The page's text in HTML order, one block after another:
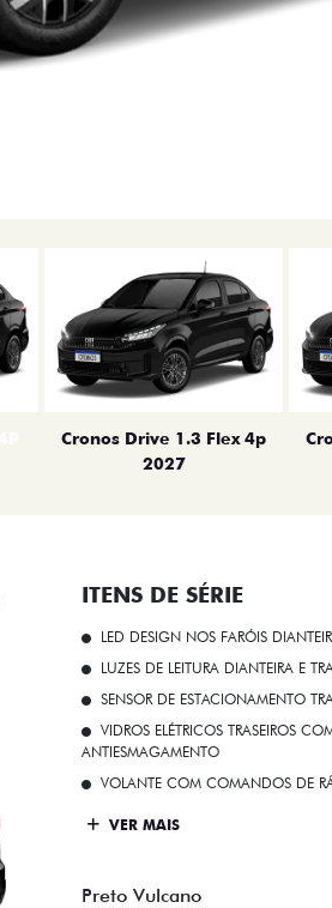
Cronos Drive 1.3 Flex 4p
2027
ITENS DE SÉRIE
LED DESIGN NOS FARÓIS
LUZES DE LEITURA DIANTEIRA E
SENSOR DE ESTACIONAMENTO
VIDROS ELÉTRICOS TRASEIROS
ANTIESMAGAMENTO
VOLANTE COM COMANDOS DE
VER MAIS
Preto Vulcano